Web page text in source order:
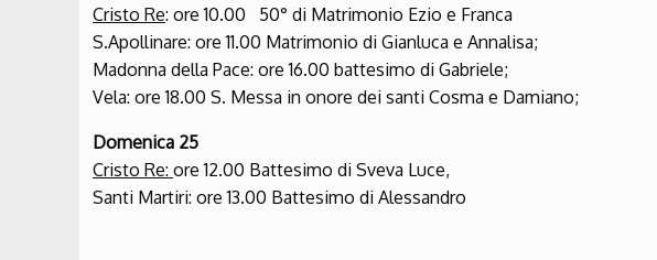
Cristo Re: ore 10.00 50° di Matrimonio Ezio e Franca
S.Apollinare: ore 11.00 Matrimonio di Gianluca e Annalisa;
Madonna della Pace: ore 16.00 battesimo di Gabriele;
Vela: ore 18.00 S. Messa in onore dei santi Cosma e Damiano;
Domenica 25
Cristo Re: ore 12.00 Battesimo di Sveva Luce,
Santi Martiri: ore 13.00 Battesimo di Alessandro